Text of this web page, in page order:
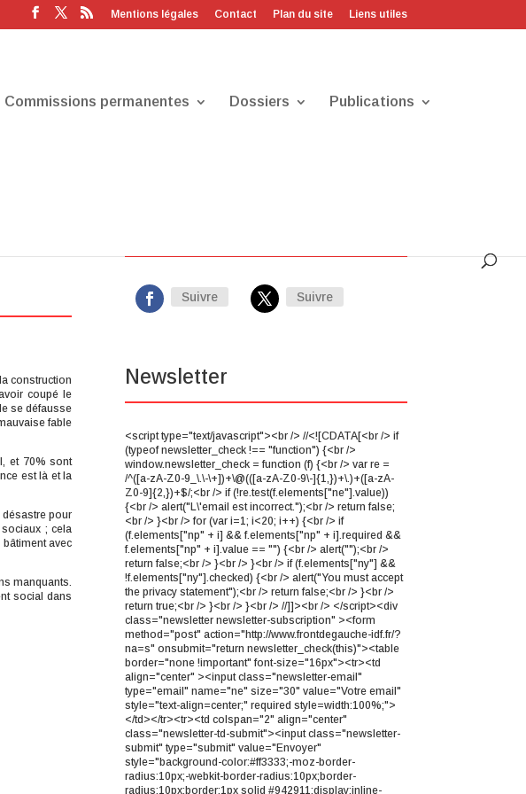
Mentions légales Contact Plan du site Liens utiles
Commissions permanentes Dossiers Publications
construction
coupé le
se défausse
fable
et 70% sont
est là et la
pour
; cela
avec
manquants.
social dans
Suivre Suivre
Newsletter
<script type="text/javascript"><br /> //<![CDATA[<br /> if
(typeof newsletter_check !== "function") {<br />
window.newsletter_check = function (f) {<br /> var re =
/^([a-zA-Z0-9_\.\-\+])+\@(([a-zA-Z0-9\-]{1,})+\.)+([a-zA-
Z0-9]{2,})+$/;<br /> if (!re.test(f.elements["ne"].value))
{<br /> alert("L\'email est incorrect.");<br /> return false;
<br /> }<br /> for (var i=1; i<20; i++) {<br /> if
(f.elements["np" + i] && f.elements["np" + i].required &&
f.elements["np" + i].value == "") {<br /> alert("");<br />
return false;<br /> }<br /> }<br /> if (f.elements["ny"] &&
!f.elements["ny"].checked) {<br /> alert("You must accept
the privacy statement");<br /> return false;<br /> }<br />
return true;<br /> }<br /> }<br /> //]]><br /> </script><div
class="newsletter newsletter-subscription" ><form
method="post" action="http://www.frontdegauche-idf.fr/?
na=s" onsubmit="return newsletter_check(this)"><table
border="none !important" font-size="16px"><tr><td
align="center" ><input class="newsletter-email"
type="email" name="ne" size="30" value="Votre email"
style="text-align=center;" required style=width:100%;">
</td></tr><tr><td colspan="2" align="center"
class="newsletter-td-submit"><input class="newsletter-
submit" type="submit" value="Envoyer"
style="background-color:#ff3333;-moz-border-
radius:10px;-webkit-border-radius:10px;border-
radius:10px;border:1px solid #942911;display:inline-